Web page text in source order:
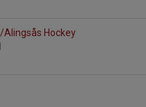
Alingsås Hockey